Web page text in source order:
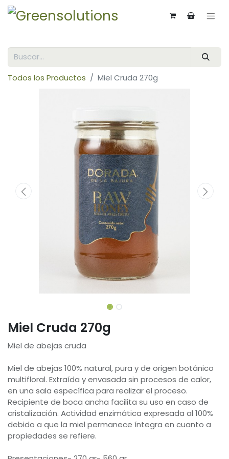
Todos los Productos Miel Cruda 270g
Miel Cruda 270g
Miel de abejas cruda
Miel de abejas 100% natural, pura y de origen botánico
multifloral. Extraída y envasada sin procesos de calor,
en una sala específica para realizar el proceso.
Recipiente de boca ancha facilita su uso en caso de
cristalización. Actividad enzimática expresada al 100%
debido a que la miel permanece íntegra en cuanto a
propiedades se refiere.